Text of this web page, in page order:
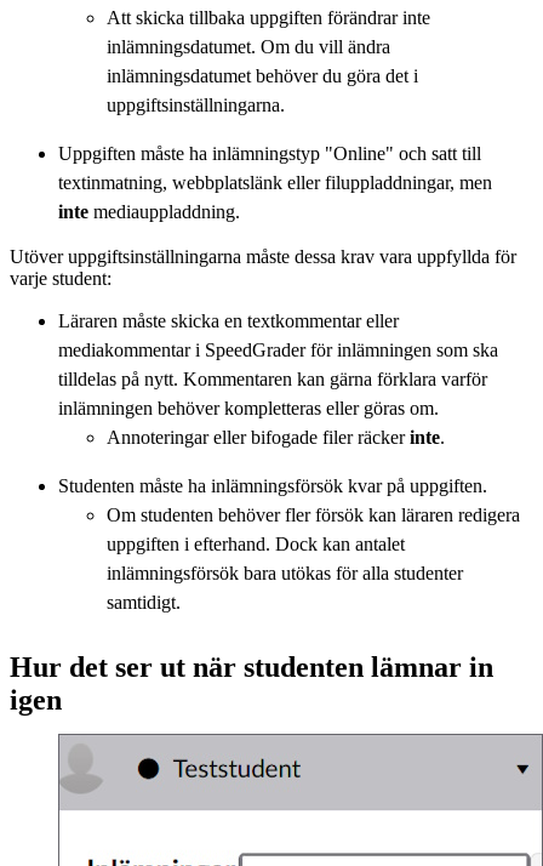
Att skicka tillbaka uppgiften förändrar inte
inlämningsdatumet. Om du vill ändra
inlämningsdatumet behöver du göra det i
uppgiftsinställningarna.
Uppgiften måste ha inlämningstyp "Online" och satt till
textinmatning, webbplatslänk eller filuppladdningar, men
inte mediauppladdning.
Utöver uppgiftsinställningarna måste dessa krav vara uppfyllda för
varje student:
Läraren måste skicka en textkommentar eller
mediakommentar i SpeedGrader för inlämningen som ska
tilldelas på nytt. Kommentaren kan gärna förklara varför
inlämningen behöver kompletteras eller göras om.
Annoteringar eller bifogade filer räckerinte.
Studenten måste ha inlämningsförsök kvar på uppgiften.
Om studenten behöver fler försök kan läraren redigera
uppgiften i efterhand. Dock kan antalet
inlämningsförsök bara utökas för alla studenter
samtidigt.
Hur det ser ut när studenten lämnar in
igen